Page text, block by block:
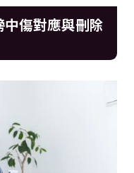
傷對應與刪除